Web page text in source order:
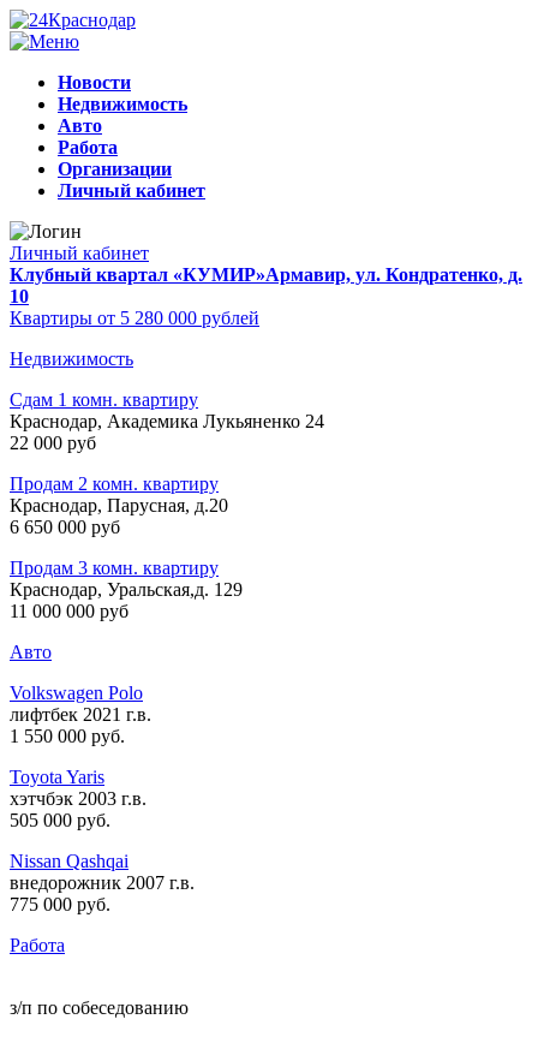
Новости
Недвижимость
Авто
Работа
Организации
Личный кабинет
Личный кабинет
Клубный квартал «КУМИР»Армавир, ул. Кондратенко, д.
10
Квартиры от 5 280 000 рублей
Недвижимость
Сдам 1 комн. квартиру
Краснодар, Академика Лукьяненко 24
22 000 руб
Продам 2 комн. квартиру
Краснодар, Парусная, д.20
6 650 000 руб
Продам 3 комн. квартиру
Краснодар, Уральская,д. 129
11 000 000 руб
Авто
Volkswagen Polo
лифтбек 2021 г.в.
1 550 000 руб.
Toyota Yaris
хэтчбэк 2003 г.в.
505 000 руб.
Nissan Qashqai
внедорожник 2007 г.в.
775 000 руб.
Работа
з/п по собеседованию